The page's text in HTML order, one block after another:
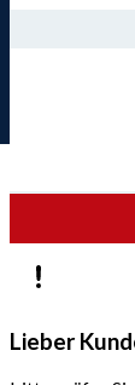
Lieber